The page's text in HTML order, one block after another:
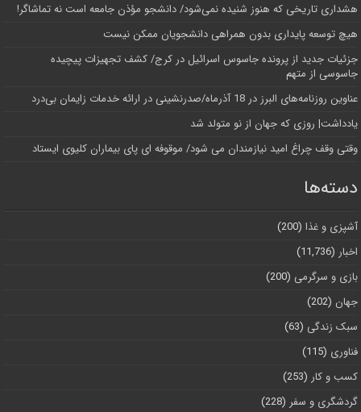
هشداری تاریخی که هنوز شنیده نمی‌شود/ دانشجو مؤذن جامعه است نه تماشاگر!
هیچ توسعه پایداری بدون همراهی دانشجویان ممکن نیست
جزئیات جدید از پرونده جاسوس اسرائیل در کرج/‌ کشف تجهیزات پیچیده
جاسوسی از متهم
عناوین روزنامه‌های البرز در ‌18 آذرماه/صدرنشینی در ارائه خدمات زایمان بی‌درد
یادداشت| روزی که جهان از نو متولد شد
وقتی وقف چراغ امید نیازمندان می شود/ موقوفه ای پای بیماران کلیوی ایستاد
دسته‌ها
آشپزی و غذا (200)
اخبار (11,736)
بازی و سرگرمی (200)
جهان (202)
سبک زندگی (63)
فناوری (115)
کسب و کار (253)
گردشگری و سفر (228)